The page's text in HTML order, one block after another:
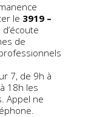
le 3919 –
de
7, de 9h à
18h les
Appel ne